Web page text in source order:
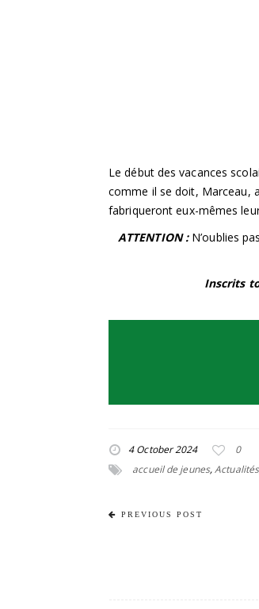
Le début des vacances
comme il se doit, Marceau,
fabriqueront eux-mêmes
ATTENTION :N’oublies
Inscrits
4 October 2024
0
accueil de jeunes,Actualités
PREVIOUS POST